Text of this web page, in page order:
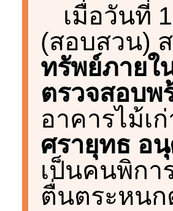
เมื่อวันที่
(สอบสวน)
ทรัพย์ภายใ
ตรวจสอบพ
อาคารไม้เ
ศรายุทธ อ
เป็นคนพิกา
ตื่นตระหนก